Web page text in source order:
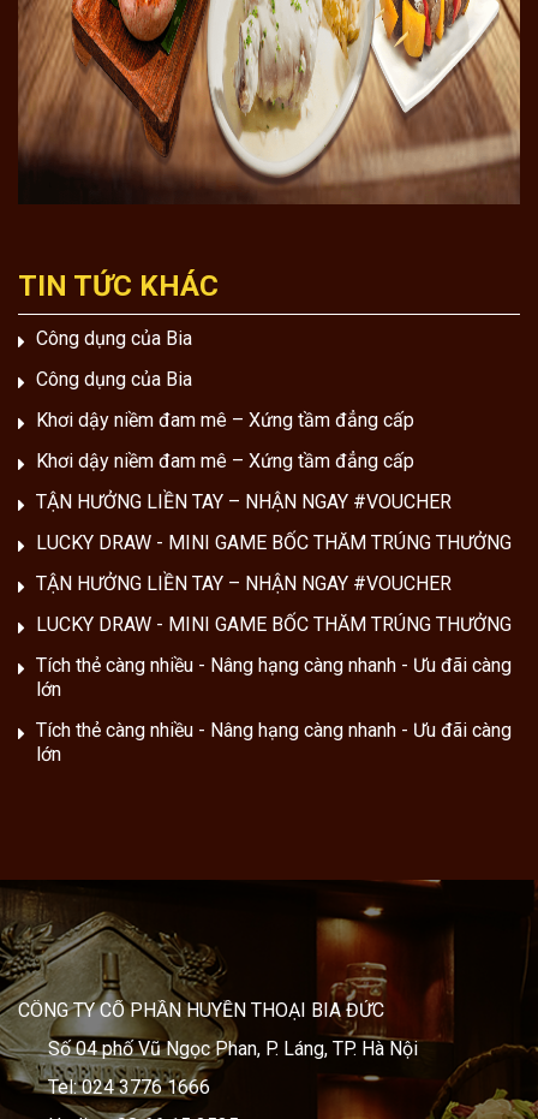
TIN TỨC KHÁC
Công dụng của Bia
Công dụng của Bia
Khơi dậy niềm đam mê – Xứng tầm đẳng cấp
Khơi dậy niềm đam mê – Xứng tầm đẳng cấp
TẬN HƯỞNG LIỀN TAY – NHẬN NGAY #VOUCHER
LUCKY DRAW - MINI GAME BỐC THĂM TRÚNG THƯỞNG
TẬN HƯỞNG LIỀN TAY – NHẬN NGAY #VOUCHER
LUCKY DRAW - MINI GAME BỐC THĂM TRÚNG THƯỞNG
Tích thẻ càng nhiều - Nâng hạng càng nhanh - Ưu đãi càng
lớn
Tích thẻ càng nhiều - Nâng hạng càng nhanh - Ưu đãi càng
lớn
CÔNG TY CỔ PHẦN HUYỀN THOẠI BIA ĐỨC
Số 04 phố Vũ Ngọc Phan, P. Láng, TP. Hà Nội
Tel: 024 3776 1666